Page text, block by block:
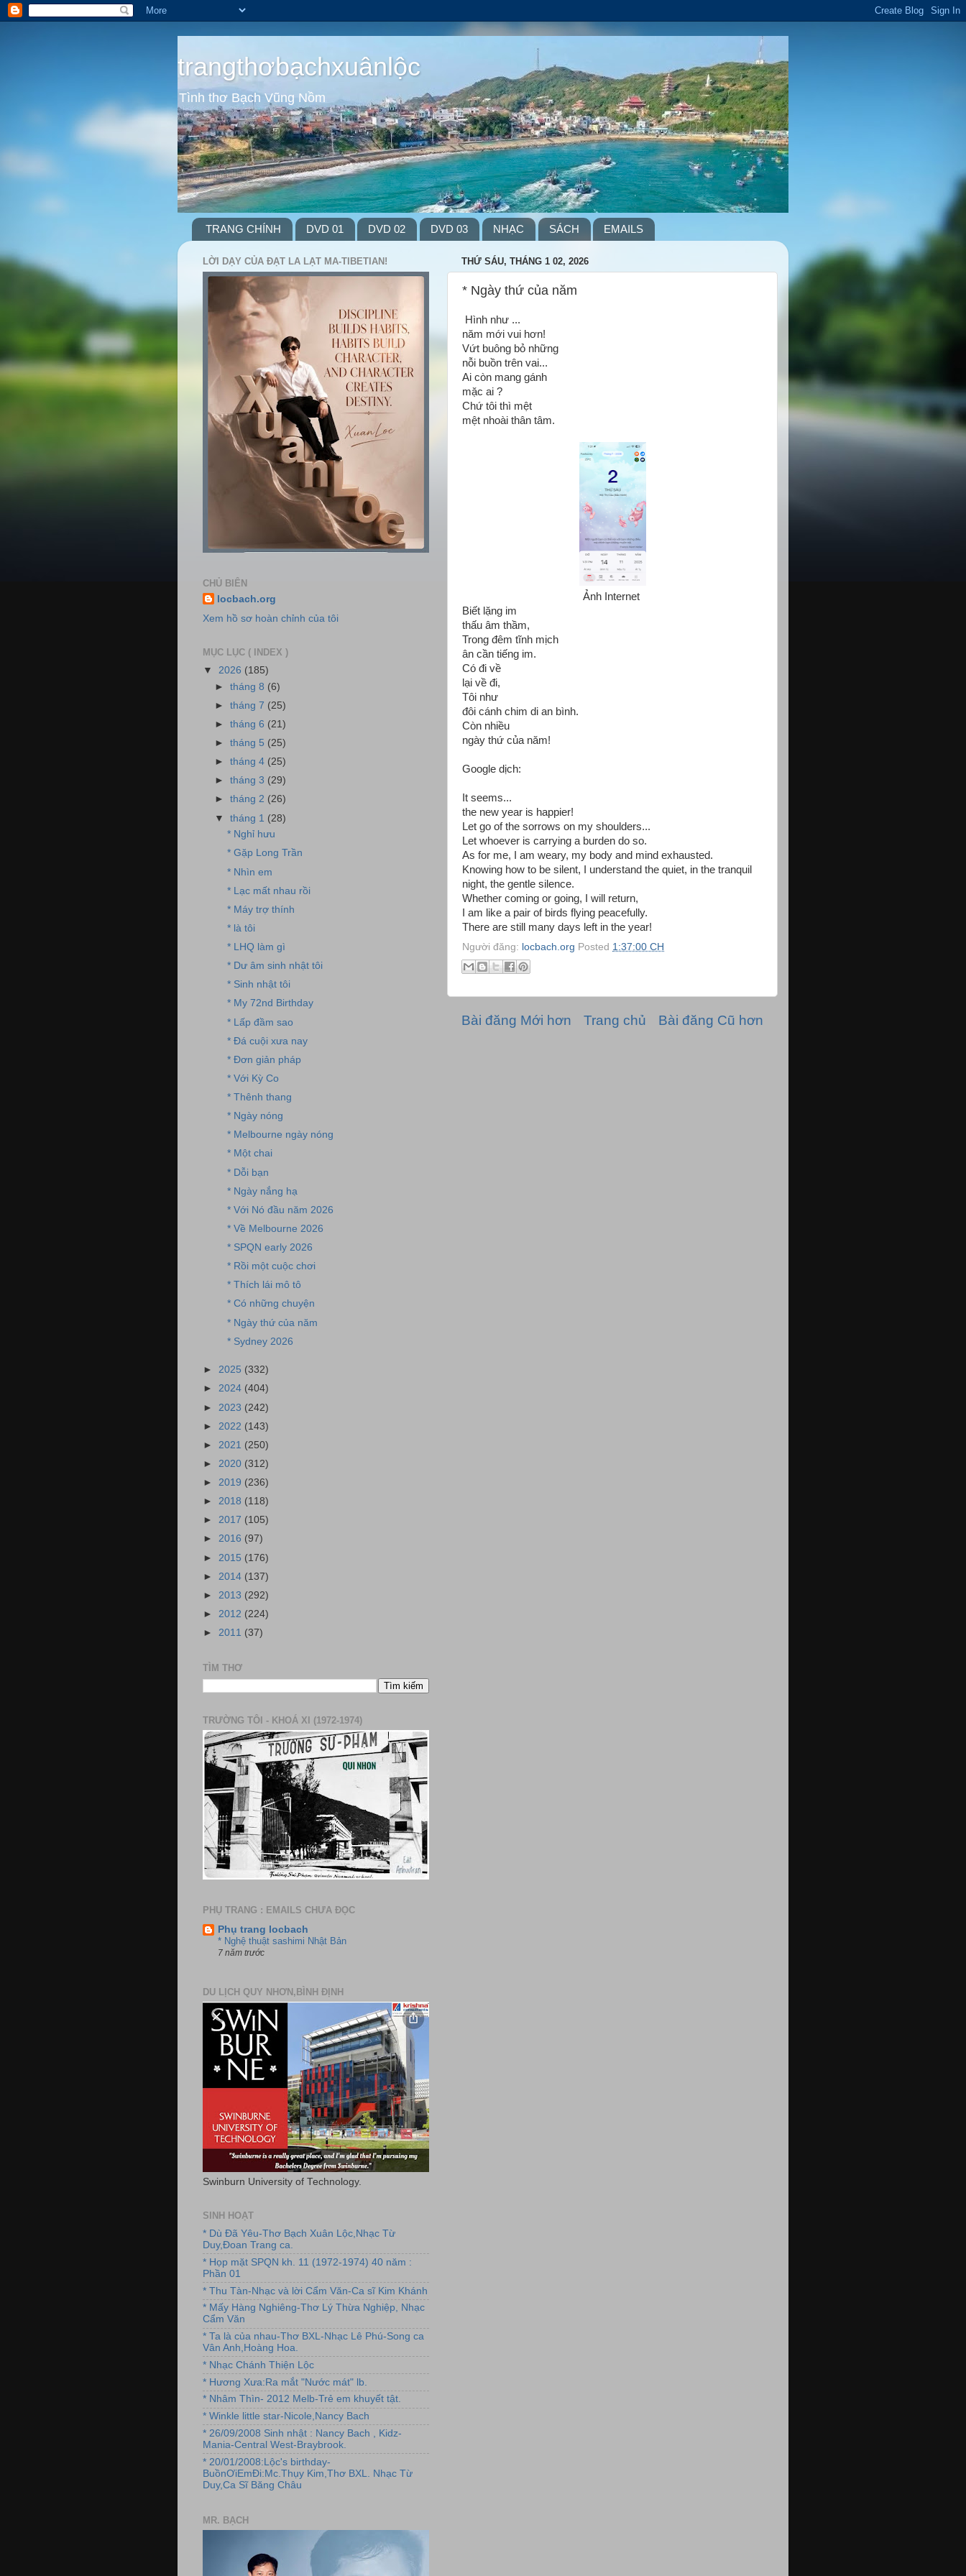
trangthơbạchxuânlộc
Tình thơ Bạch Vũng Nồm
TRANG CHÍNH DVD 01 DVD 02 DVD 03 NHẠC SÁCH EMAILS
THỨ SÁU, THÁNG 1 02, 2026
* Ngày thứ của năm
Hình như ...
năm mới vui hơn!
Vứt buông bỏ những
nỗi buồn trên vai...
Ai còn mang gánh
mặc ai ?
Chứ tôi thì mệt
mệt nhoài thân tâm.
Ảnh Internet
Biết lặng im
thấu âm thầm,
Trong đêm tĩnh mịch
ân cần tiếng im.
Có đi về
lại về đi,
Tôi như
đôi cánh chim di an bình.
Còn nhiều
ngày thứ của năm!
Google dịch:
It seems...
the new year is happier!
Let go of the sorrows on my shoulders...
Let whoever is carrying a burden do so.
As for me, I am weary, my body and mind exhausted.
Knowing how to be silent, I understand the quiet, in the tranquil
night, the gentle silence.
Whether coming or going, I will return,
I am like a pair of birds flying peacefully.
There are still many days left in the year!
Người đăng: locbach.org Posted 1:37:00 CH
Bài đăng Mới hơn Bài đăng Cũ hơn
Trang chủ
LỜI DẠY CỦA ĐẠT LA LẠT MA-TIBETIAN!
CHỦ BIÊN
locbach.org
Xem hồ sơ hoàn chỉnh của tôi
MỤC LỤC ( INDEX )
▼ 2026 (185)
►tháng 8 (6)
►tháng 7 (25)
►tháng 6 (21)
►tháng 5 (25)
►tháng 4 (25)
►tháng 3 (29)
►tháng 2 (26)
▼tháng 1 (28)
* Nghỉ hưu
* Gặp Long Trần
* Nhìn em
* Lạc mất nhau rồi
* Máy trợ thính
* là tôi
* LHQ làm gì
* Dư âm sinh nhật tôi
* Sinh nhật tôi
* My 72nd Birthday
* Lấp đầm sao
* Đá cuội xưa nay
* Đơn giản pháp
* Với Kỳ Co
* Thênh thang
* Ngày nóng
* Melbourne ngày nóng
* Một chai
* Dỗi bạn
* Ngày nắng hạ
* Với Nó đầu năm 2026
* Về Melbourne 2026
* SPQN early 2026
* Rồi một cuộc chơi
* Thích lái mô tô
* Có những chuyện
* Ngày thứ của năm
* Sydney 2026
► 2025 (332)
► 2024 (404)
► 2023 (242)
► 2022 (143)
► 2021 (250)
► 2020 (312)
► 2019 (236)
► 2018 (118)
► 2017 (105)
► 2016 (97)
► 2015 (176)
► 2014 (137)
► 2013 (292)
► 2012 (224)
► 2011 (37)
TÌM THƠ
TRƯỜNG TÔI - KHOÁ XI (1972-1974)
PHỤ TRANG : EMAILS CHƯA ĐỌC
Phụ trang locbach
* Nghệ thuật sashimi Nhật Bản
7 năm trước
DU LỊCH QUY NHƠN,BÌNH ĐỊNH
Swinburn University of Technology.
SINH HOẠT
* Dù Đã Yêu-Thơ Bạch Xuân Lộc,Nhạc Từ
Duy,Đoan Trang ca.
* Họp mặt SPQN kh. 11 (1972-1974) 40 năm :
Phần 01
* Thu Tàn-Nhạc và lời Cẩm Văn-Ca sĩ Kim Khánh
* Mấy Hàng Nghiêng-Thơ Lý Thừa Nghiệp, Nhạc
Cẩm Văn
* Ta là của nhau-Thơ BXL-Nhạc Lê Phú-Song ca
Vân Anh,Hoàng Hoa.
* Nhạc Chánh Thiện Lộc
* Hương Xưa:Ra mắt "Nước mát" lb.
* Nhâm Thìn- 2012 Melb-Trẻ em khuyết tật.
* Winkle little star-Nicole,Nancy Bach
* 26/09/2008 Sinh nhật : Nancy Bach , Kidz-
Mania-Central West-Braybrook.
* 20/01/2008:Lộc's birthday-
BuồnƠiEmĐi:Mc.Thụy Kim,Thơ BXL. Nhạc Từ
Duy,Ca Sĩ Băng Châu
MR. BẠCH